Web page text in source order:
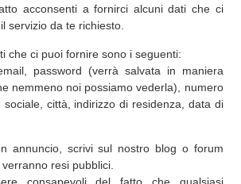
acconsenti a fornirci alcuni dati che ci
servizio da te richiesto.
che ci puoi fornire sono i seguenti:
password (verrà salvata in maniera
nemmeno noi possiamo vederla), numero
città, indirizzo di residenza, data di
annuncio, scrivi sul nostro blog o forum
resi pubblici.